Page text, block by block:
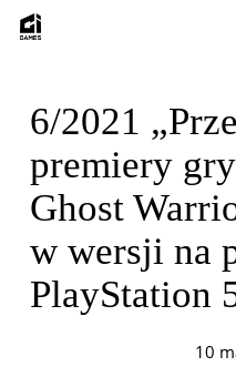
Skip
6/2021
premiery
Ghost
w wersji na
PlayStation
10